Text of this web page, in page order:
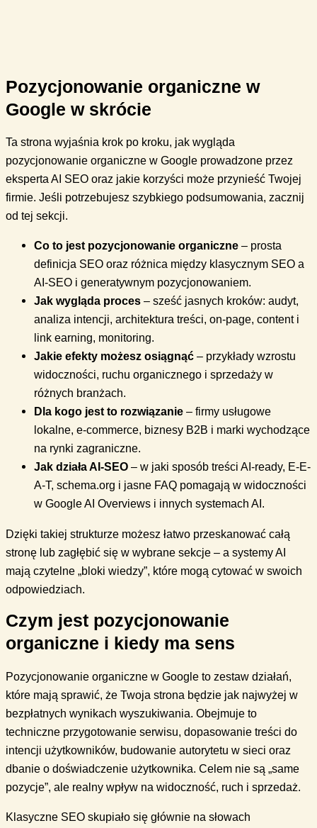
Pozycjonowanie organiczne w
Google w skrócie
Ta strona wyjaśnia krok po kroku, jak wygląda
pozycjonowanie organiczne w Google prowadzone przez
eksperta AI SEO oraz jakie korzyści może przynieść Twojej
firmie. Jeśli potrzebujesz szybkiego podsumowania, zacznij
od tej sekcji.
Co to jest pozycjonowanie organiczne – prosta
definicja SEO oraz różnica między klasycznym SEO a
AI-SEO i generatywnym pozycjonowaniem.
Jak wygląda proces – sześć jasnych kroków: audyt,
analiza intencji, architektura treści, on-page, content i
link earning, monitoring.
Jakie efekty możesz osiągnąć – przykłady wzrostu
widoczności, ruchu organicznego i sprzedaży w
różnych branżach.
Dla kogo jest to rozwiązanie – firmy usługowe
lokalne, e-commerce, biznesy B2B i marki wychodzące
na rynki zagraniczne.
Jak działa AI-SEO – w jaki sposób treści AI-ready, E-E-
A-T, schema.org i jasne FAQ pomagają w widoczności
w Google AI Overviews i innych systemach AI.
Dzięki takiej strukturze możesz łatwo przeskanować całą
stronę lub zagłębić się w wybrane sekcje – a systemy AI
mają czytelne „bloki wiedzy”, które mogą cytować w swoich
odpowiedziach.
Czym jest pozycjonowanie
organiczne i kiedy ma sens
Pozycjonowanie organiczne w Google to zestaw działań,
które mają sprawić, że Twoja strona będzie jak najwyżej w
bezpłatnych wynikach wyszukiwania. Obejmuje to
techniczne przygotowanie serwisu, dopasowanie treści do
intencji użytkowników, budowanie autorytetu w sieci oraz
dbanie o doświadczenie użytkownika. Celem nie są „same
pozycje”, ale realny wpływ na widoczność, ruch i sprzedaż.
Klasyczne SEO skupiało się głównie na słowach